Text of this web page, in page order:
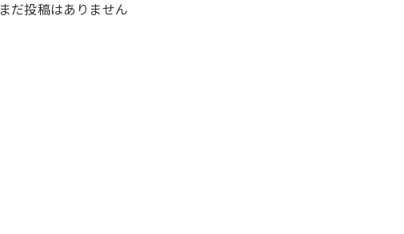
まだ投稿はありません